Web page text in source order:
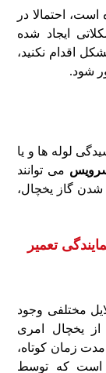
احتمالا در
ایجاد شده
اقدام نکنید،
شود.
لوله ها و یا
می توانند
گاز یخچال،
تعمیر
مختلفی وجود
از یخچال امری
زمان کوتاه،
است که توسط